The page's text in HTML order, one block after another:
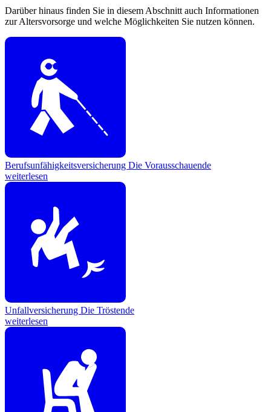
Darüber hinaus finden Sie in diesem Abschnitt auch Informationen
zur Altersvorsorge und welche Möglichkeiten Sie nutzen können.
Berufsunfähigkeitsversicherung Die Vorausschauende
weiterlesen
Unfallversicherung Die Tröstende
weiterlesen